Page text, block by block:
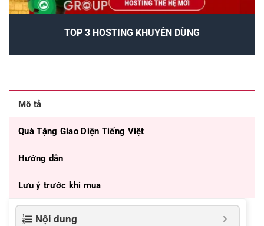
TOP 3 HOSTING KHUYÊN DÙNG
Mô tả
Quà Tặng Giao Diện Tiếng Việt
Hướng dẫn
Lưu ý trước khi mua
Nội dung